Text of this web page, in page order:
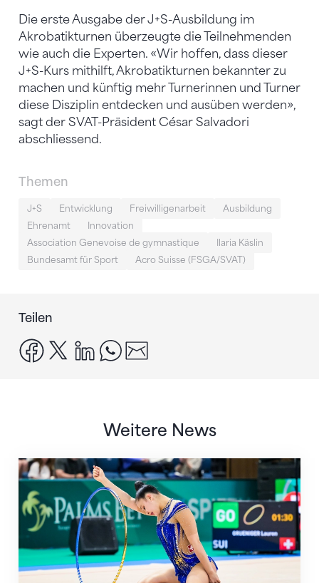
Die erste Ausgabe der J+S-Ausbildung im
Akrobatikturnen überzeugte die Teilnehmenden
wie auch die Experten. «Wir hoffen, dass dieser
J+S-Kurs mithilft, Akrobatikturnen bekannter zu
machen und künftig mehr Turnerinnen und Turner
diese Disziplin entdecken und ausüben werden»,
sagt der SVAT-Präsident César Salvadori
abschliessend.
Themen
J+S Entwicklung Freiwilligenarbeit
Ausbildung
Ehrenamt
Innovation
Association Genevoise de gymnastique
Ilaria Käslin
Bundesamt für Sport
Acro Suisse (FSGA/SVAT)
Teilen
facebook
x linkedinwhatsapp
Weitere News
Nächster Halt: Weltmeisterschaft